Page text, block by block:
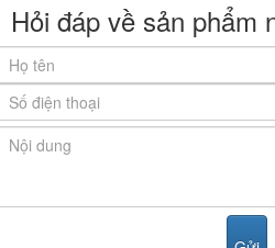
Hỏi đáp về sản phẩm